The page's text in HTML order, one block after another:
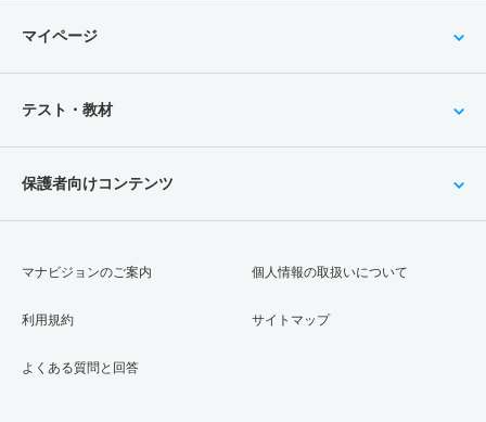
マイページ
テスト・教材
保護者向けコンテンツ
マナビジョンのご案内
利用規約
よくある質問と回答
個人情報の取扱いについて
サイトマップ